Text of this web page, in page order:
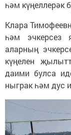
һәм күңеллерәк
Клара
һәм эчкерсез
аларның
күңелен
даими булса
ныграк һәм дус